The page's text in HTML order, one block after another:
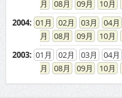
08
09 10
2004: 01 02 03 04
08
09 10
2003: 01 02 03 04
08
09 10